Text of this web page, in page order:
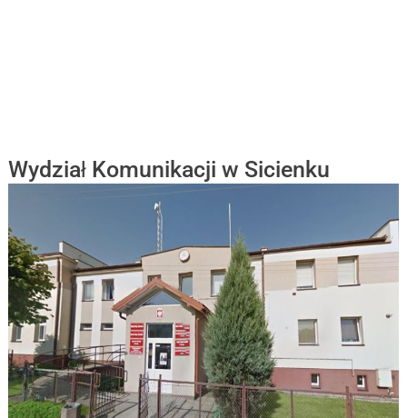
Wydział Komunikacji w Sicienku